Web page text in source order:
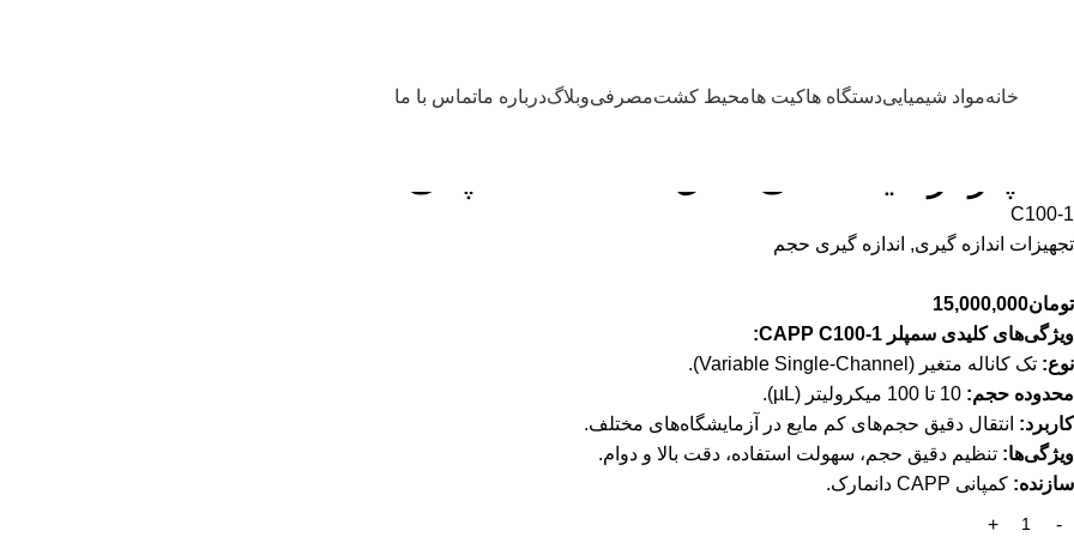
خانهمواد شیمیاییدستگاه ها
ANTON PAAR
کیت ها
CAPE COD
محیط کشتمصرفیوبلاگدرباره ماتماس با ما
دستگاه ها تجهیزات اندازه گیری اندازه گیری حجم سمپلر آزمایشگاهی مدل C100-1 کمپانی CAPP
C100-1
تجهیزات اندازه گیری, اندازه گیری حجم
تومان15,000,000
ویژگی‌های کلیدی سمپلر CAPP C100-1:
نوع: تک کاناله متغیر (Variable Single-Channel).
محدوده حجم:
کاربرد: انتقال دقیق حجم‌های کم مایع در آزمایشگاه‌های مختلف.
ویژگی‌ها: تنظیم دقیق حجم، سهولت استفاده، دقت بالا و دوام.
سازنده: کمپانی CAPP دانمارک.